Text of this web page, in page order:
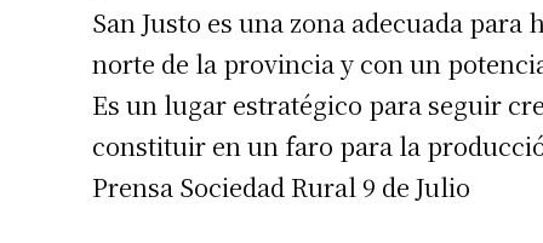
Dirección
Nombre
Apellidos
San Justo es una zona adecuada
norte de la provincia y con un
Es un lugar estratégico para seguir
constituir en un faro para la
Prensa Sociedad Rural 9 de Julio